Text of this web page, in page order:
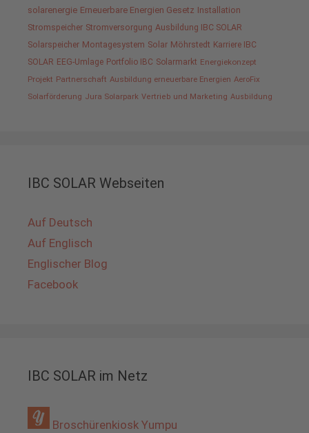
solarenergie Erneuerbare Energien Gesetz Installation
Stromspeicher Stromversorgung Ausbildung IBC SOLAR
Solarspeicher Montagesystem Solar Möhrstedt Karriere IBC
SOLAR EEG-Umlage Portfolio IBC Solarmarkt Energiekonzept
Projekt Partnerschaft Ausbildung erneuerbare Energien AeroFix
Solarförderung Jura Solarpark Vertrieb und Marketing Ausbildung
IBC SOLAR Webseiten
Auf Deutsch
Auf Englisch
Englischer Blog
Facebook
IBC SOLAR im Netz
Broschürenkiosk Yumpu